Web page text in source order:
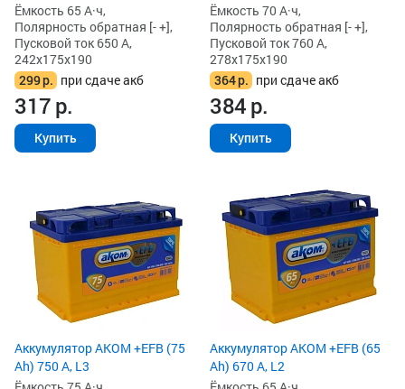
Ёмкость 65 А·ч,
Полярность обратная [- +],
Пусковой ток 650 А,
242x175x190
299р. при сдаче акб
317р.
Купить
Ёмкость 70 А·ч,
Полярность обратная [- +],
Пусковой ток 760 А,
278x175x190
364р. при сдаче акб
384р.
Купить
Аккумулятор AKOM +EFB (75
Ah) 750 А, L3
Аккумулятор AKOM +EFB (65
Ah) 670 А, L2